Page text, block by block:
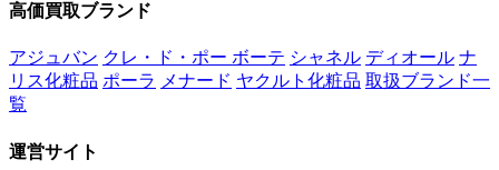
高価買取ブランド
アジュバン クレ・ド・ポー ボーテ シャネル ディオール ナ
リス化粧品 ポーラ メナード ヤクルト化粧品 取扱ブランド一
覧
運営サイト